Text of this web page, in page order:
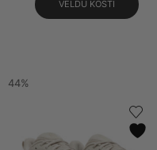
VELDU KOSTI
44%